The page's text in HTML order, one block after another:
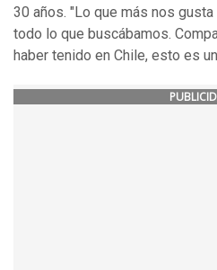
30 años. "Lo que más nos
todo lo que buscábamos.
haber tenido en Chile, esto es